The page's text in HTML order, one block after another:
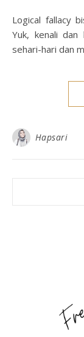
Logical fallacy bisa merusak diskusi dan hubungan sosial.
Yuk, kenali dan
sehari-hari dan
Hapsari